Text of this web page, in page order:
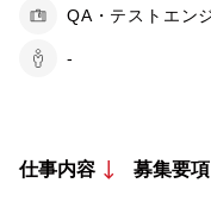
QA・テストエン
-
仕事内容 募集要項